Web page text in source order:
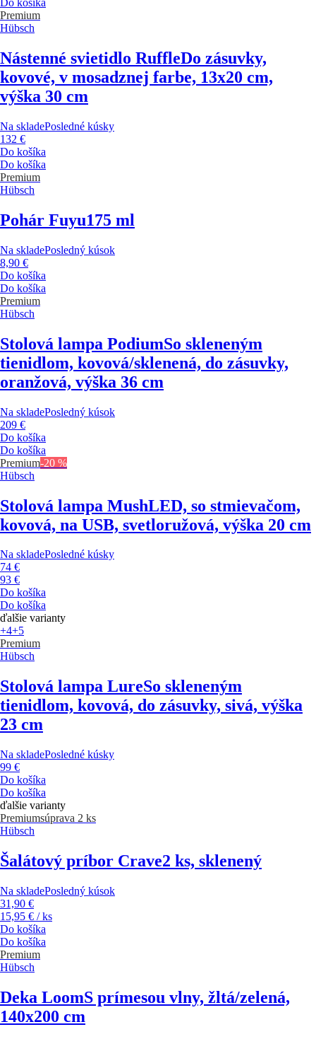
Do košíka
Premium
Hübsch
Nástenné svietidlo RuffleDo zásuvky,
kovové, v mosadznej farbe, 13x20 cm,
výška 30 cm
Na skladePosledné kúsky
132 €
Do košíka
Do košíka
Premium
Hübsch
Pohár Fuyu175 ml
Na skladePosledný kúsok
8,90 €
Do košíka
Do košíka
Premium
Hübsch
Stolová lampa PodiumSo skleneným
tienidlom, kovová/sklenená, do zásuvky,
oranžová, výška 36 cm
Na skladePosledný kúsok
209 €
Do košíka
Do košíka
Premium-20 %
Hübsch
Stolová lampa MushLED, so stmievačom,
kovová, na USB, svetloružová, výška 20 cm
Na skladePosledné kúsky
74 €
93 €
Do košíka
Do košíka
ďalšie varianty
+4+5
Premium
Hübsch
Stolová lampa LureSo skleneným
tienidlom, kovová, do zásuvky, sivá, výška
23 cm
Na skladePosledné kúsky
99 €
Do košíka
Do košíka
ďalšie varianty
Premiumsúprava 2 ks
Hübsch
Šalátový príbor Crave2 ks, sklenený
Na skladePosledný kúsok
31,90 €
15,95 € / ks
Do košíka
Do košíka
Premium
Hübsch
Deka LoomS prímesou vlny, žltá/zelená,
140x200 cm